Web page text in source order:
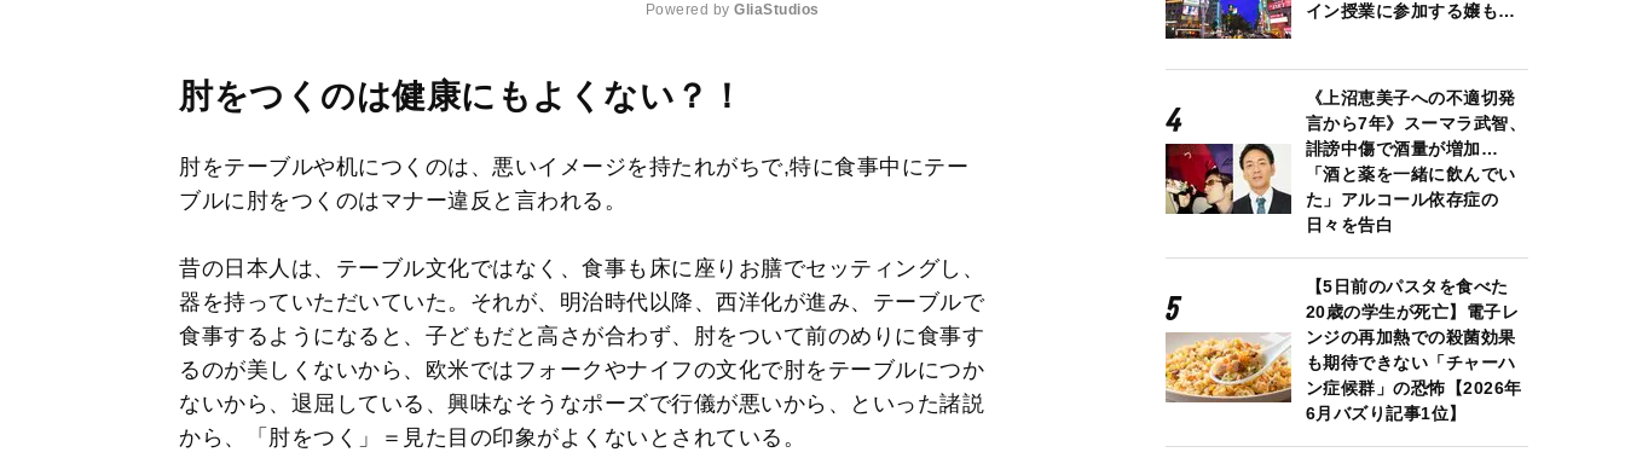
e
Powered by GliaStudios
肘をつくのは健康にもよくない？！
肘をテーブルや机につくのは、悪いイメージを持たれがちで,特に食事中にテー
ブルに肘をつくのはマナー違反と言われる。
昔の日本人は、テーブル文化ではなく、食事も床に座りお膳でセッティングし、
器を持っていただいていた。それが、明治時代以降、西洋化が進み、テーブルで
食事するようになると、子どもだと高さが合わず、肘をついて前のめりに食事す
るのが美しくないから、欧米ではフォークやナイフの文化で肘をテーブルにつか
ないから、退屈している、興味なそうなポーズで行儀が悪いから、といった諸説
から、「肘をつく」＝見た目の印象がよくないとされている。
イン授業に参加する嬢も…
《上沼恵美子への不適切発
言から7年》スーマラ武智、
誹謗中傷で酒量が増加…
「酒と薬を一緒に飲んでい
た」アルコール依存症の
日々を告白
【5日前のパスタを食べた
20歳の学生が死亡】電子レ
ンジの再加熱での殺菌効果
も期待できない「チャーハ
ン症候群」の恐怖【2026年
6月バズり記事1位】